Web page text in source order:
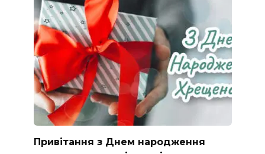
Привітання з Днем народження